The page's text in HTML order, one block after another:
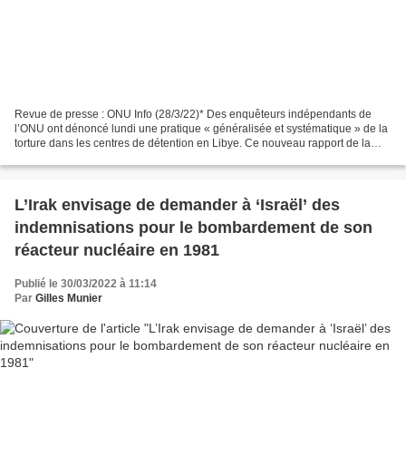
Revue de presse : ONU Info (28/3/22)* Des enquêteurs indépendants de
l’ONU ont dénoncé lundi une pratique « généralisée et systématique » de la
torture dans les centres de détention en Libye. Ce nouveau rapport de la
L’Irak envisage de demander à ‘Israël’ des
indemnisations pour le bombardement de son
réacteur nucléaire en 1981
Publié le 30/03/2022 à 11:14
Par Gilles Munier